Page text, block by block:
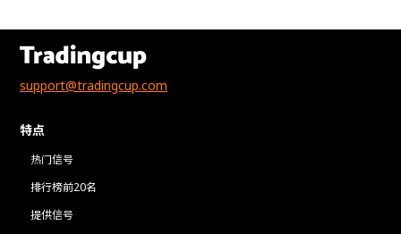
support@tradingcup.com
特点
热门信号
排行榜前20名
提供信号